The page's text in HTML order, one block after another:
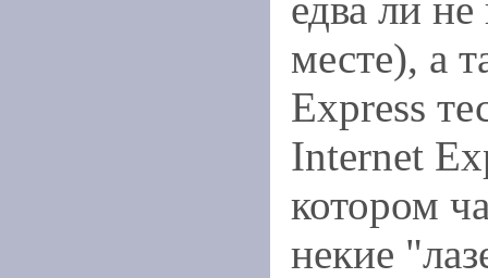
месте), а
Express
Internet
котором
некие